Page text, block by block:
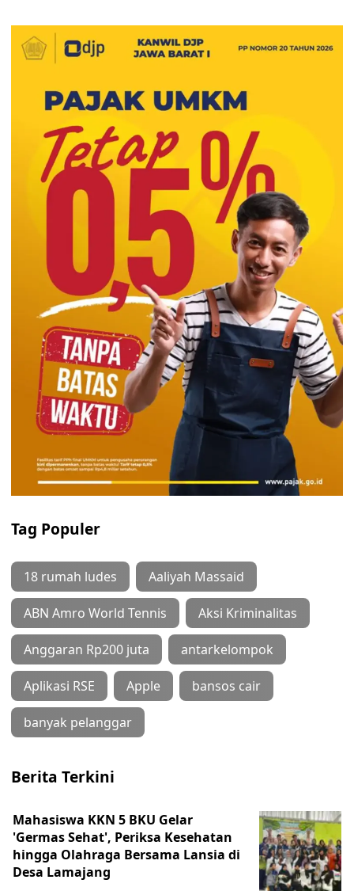
Tag Populer
18 rumah ludes Aaliyah Massaid
ABN Amro World Tennis Aksi Kriminalitas
Anggaran Rp200 juta antarkelompok
Aplikasi RSE Apple bansos cair
banyak pelanggar
Berita Terkini
Mahasiswa KKN 5 BKU Gelar
'Germas Sehat', Periksa Kesehatan
hingga Olahraga Bersama Lansia di
Desa Lamajang